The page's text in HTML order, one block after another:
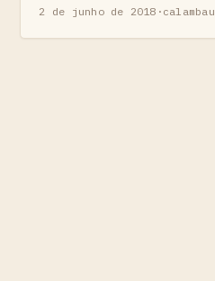
2 de junho de 2018 · calambau